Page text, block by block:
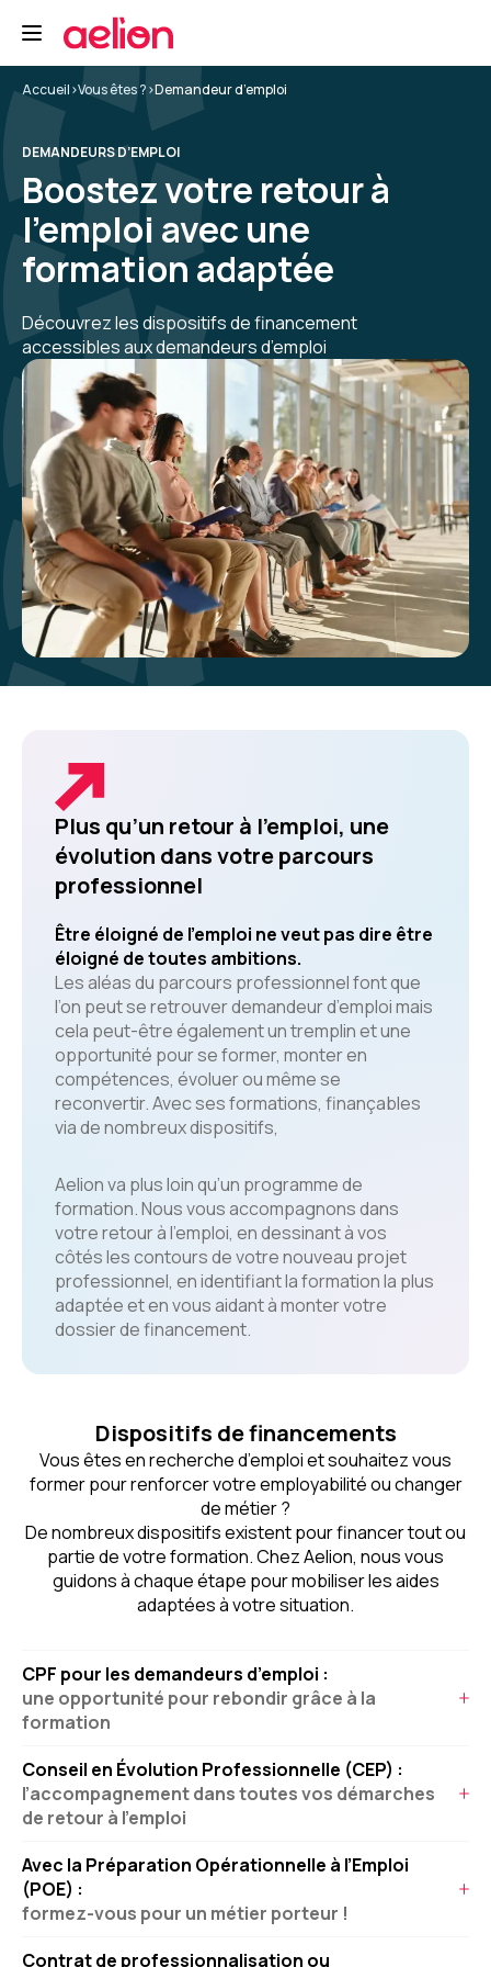
Accueil>Vous êtes ?>Demandeur d’emploi
DEMANDEURS D’EMPLOI
Boostez votre retour à
l’emploi avec une
formation adaptée
Découvrez les dispositifs de financement
accessibles aux demandeurs d’emploi
Plus qu’un retour à l’emploi, une
évolution dans votre parcours
professionnel
Être éloigné de l’emploi ne veut pas dire être
éloigné de toutes ambitions.
Les aléas du parcours professionnel font que
l’on peut se retrouver demandeur d’emploi mais
cela peut-être également un tremplin et une
opportunité pour se former, monter en
compétences, évoluer ou même se
reconvertir. Avec ses formations, finançables
via de nombreux dispositifs,
Aelion va plus loin qu’un programme de
formation. Nous vous accompagnons dans
votre retour à l’emploi, en dessinant à vos
côtés les contours de votre nouveau projet
professionnel, en identifiant la formation la plus
adaptée et en vous aidant à monter votre
dossier de financement.
Dispositifs de financements
Vous êtes en recherche d’emploi et souhaitez vous
former pour renforcer votre employabilité ou changer
de métier ?
De nombreux dispositifs existent pour financer tout ou
partie de votre formation. Chez Aelion, nous vous
guidons à chaque étape pour mobiliser les aides
adaptées à votre situation.
CPF pour les demandeurs d’emploi :
une opportunité pour rebondir grâce à la
formation
En tant que demandeur d’emploi, vous pouvez mobiliser
votre Compte Personnel de Formation pour financer
une formation certifiante. Le CPF vous permet de
compétences afin de relancer votre carrière. Aelion
vous accompagne et vous aide à identifier la formation
la mieux adaptée et chercher les financements.
Conseil en Évolution Professionnelle (CEP) :
l’accompagnement dans toutes vos démarches
de retour à l’emploi
Vous n’avez pas encore identifié la formation idéale
pour votre retour à l’emploi ? Entre les secteurs
porteurs, les nombreuses formations, les aides de
pour vous éclairer, vous pouvez compter sur le Conseil
Avec la Préparation Opérationnelle à l’Emploi
(POE) :
formez-vous pour un métier porteur !
Vous êtes demandeur d’emploi et vous souhaitez vous
Contrat de professionnalisation ou